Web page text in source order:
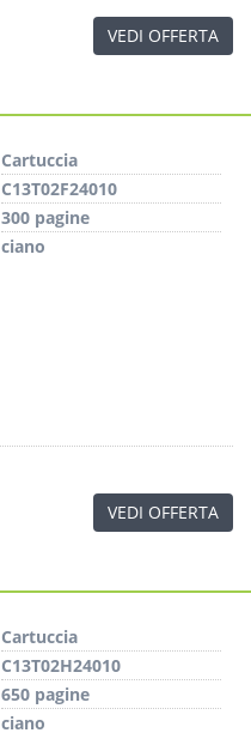
VEDI OFFERTA
Cartuccia
C13T02F24010
300 pagine
ciano
VEDI OFFERTA
Cartuccia
C13T02H24010
650 pagine
ciano